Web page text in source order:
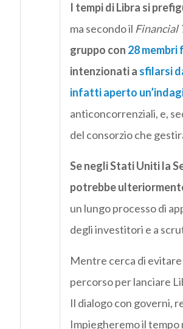
I tempi di Libra si
ma secondo il Financial
gruppo con 28
intenzionati a sfilarsi
infatti aperto
anticoncorrenziali, e,
del consorzio che
Se negli Stati Uniti la
potrebbe
un lungo processo di
degli investitori e a
Mentre cerca di
percorso per lanciare
Il dialogo con governi,
Impiegheremo il